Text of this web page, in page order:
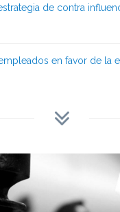
de contra
en favor de la